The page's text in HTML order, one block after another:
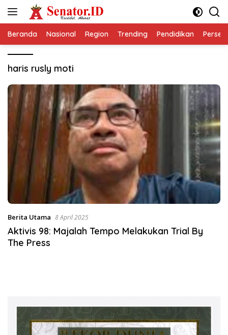
Beranda Nasional Region Trending Pendidikan
haris rusly moti
Berita Utama 8 April 2025
Aktivis 98: Majalah Tempo Melakukan Trial By
The Press